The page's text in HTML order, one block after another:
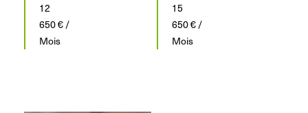
12
650 € /
Mois
15
650 € /
Mois